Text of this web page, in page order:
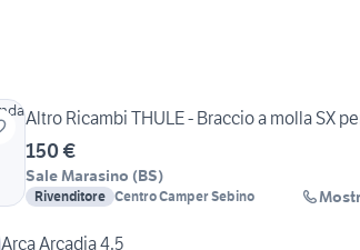
Altro Ricambi THULE - Braccio a molla SX
150 €
Sale Marasino (BS)
Rivenditore Centro Camper Sebino
Arca Arcadia 4.5